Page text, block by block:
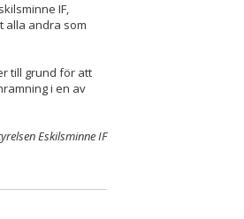
IF,
alla andra som
till grund för att
i en av
Eskilsminne IF